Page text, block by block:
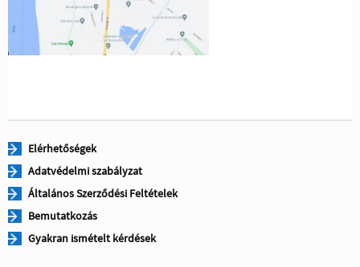
Elérhetőségek
Adatvédelmi szabályzat
Általános Szerződési Feltételek
Bemutatkozás
Gyakran ismételt kérdések